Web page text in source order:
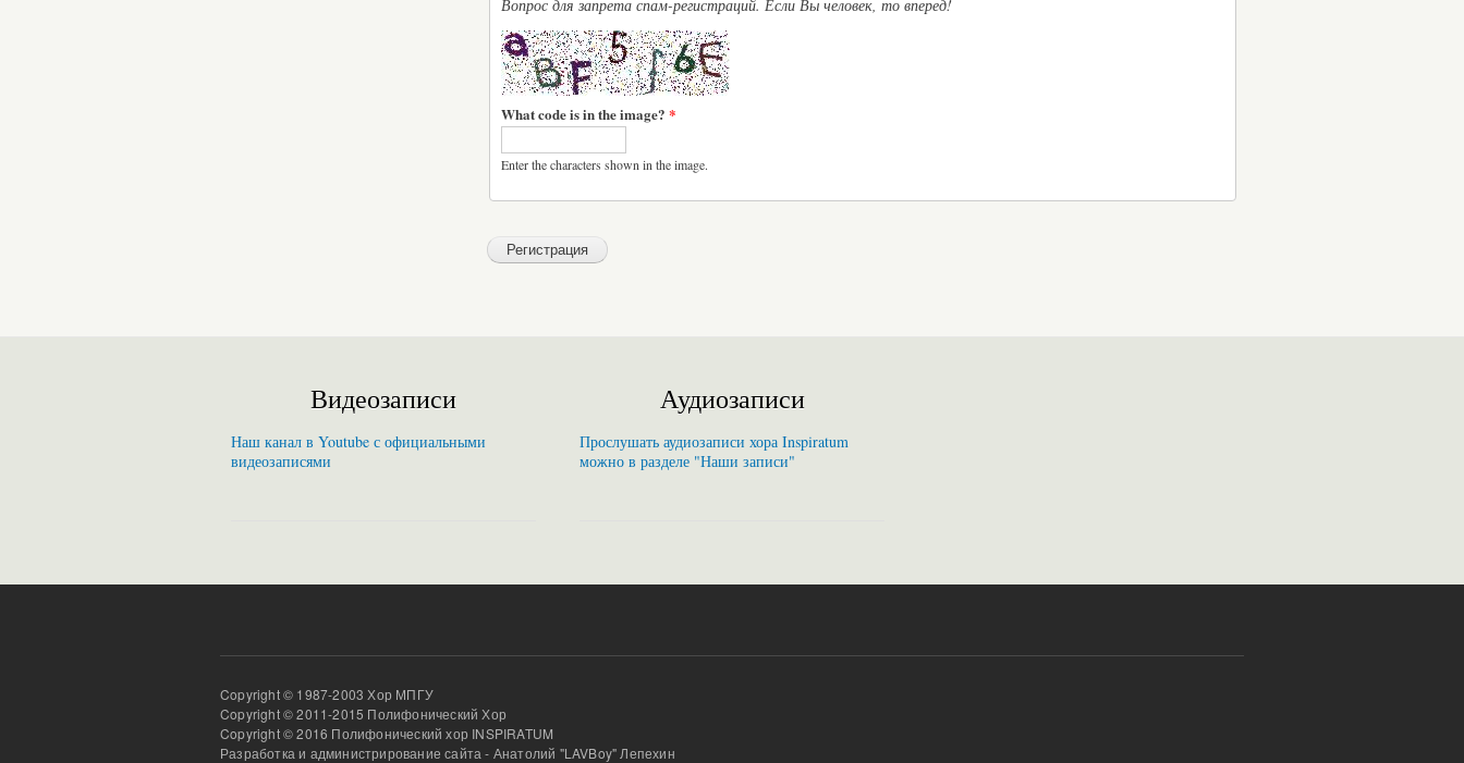
Вопрос для запрета спам-регистраций. Если Вы человек, то вперед!
What code is in the image? *
Enter the characters shown in the image.
Видеозаписи
Наш канал в Youtube с официальными
видеозаписями
Аудиозаписи
Прослушать аудиозаписи хора Inspiratum
можно в разделе "Наши записи"
Copyright © 1987-2003 Хор МПГУ
Copyright © 2011-2015 Полифонический Хор
Copyright © 2016 Полифонический хор INSPIRATUM
Разработка и администрирование сайта - Анатолий "LAVBoy" Лепехин